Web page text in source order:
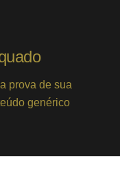
prova de sua
genérico